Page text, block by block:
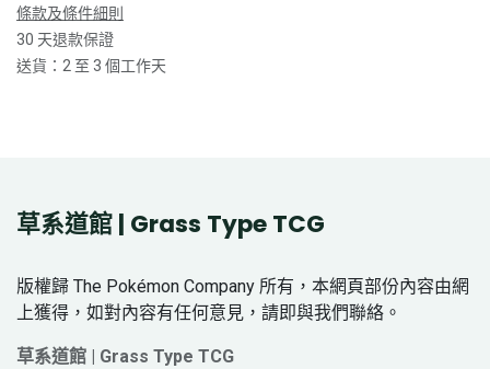
條款及條件細則
30 天退款保證
送貨：2 至 3 個工作天
草系道館 | Grass Type TCG
版權歸 The Pokémon Company 所有，本網頁部份內容由網
上獲得，如對內容有任何意見，請即與我們聯絡。
草系道館 | Grass Type TCG